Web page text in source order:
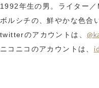
1992年生の男。ライター／
ボルシチの、鮮やかな色合
twitterのアカウントは、
ニコニコのアカウントは、